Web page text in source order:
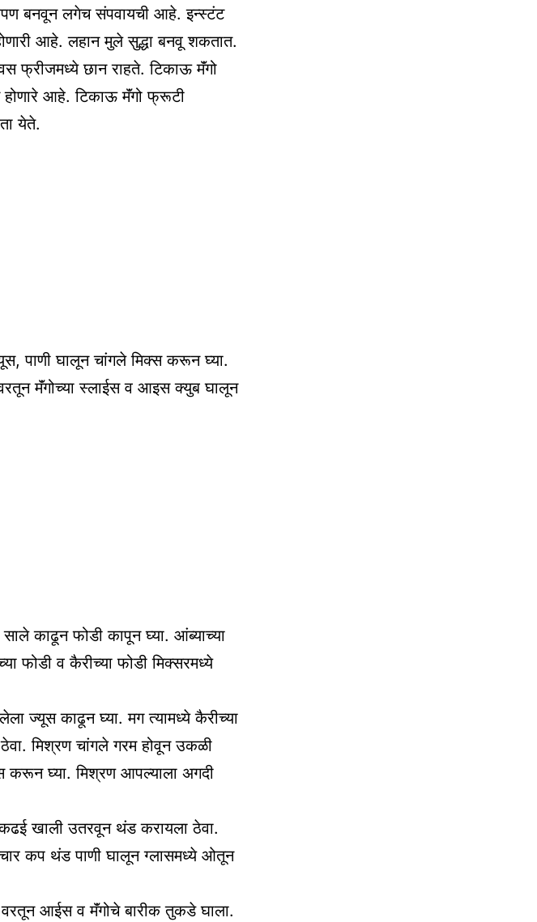
बनवून लगेच संपवायची आहे. इन्स्टंट
आहे. लहान मुले सुद्धा बनवू शकतात.
फ्रीजमध्ये छान राहते. टिकाऊ मॅंगो
आहे. टिकाऊ मॅंगो फ्रूटी
येते.
पाणी घालून चांगले मिक्स करून घ्या.
मॅंगोच्या स्लाईस व आइस क्युब घालून
काढून फोडी कापून घ्या. आंब्याच्या
फोडी व कैरीच्या फोडी मिक्सरमध्ये
ज्यूस काढून घ्या. मग त्यामध्ये कैरीच्या
मिश्रण चांगले गरम होवून उकळी
करून घ्या. मिश्रण आपल्याला अगदी
खाली उतरवून थंड करायला ठेवा.
कप थंड पाणी घालून ग्लासमध्ये ओतून
वरतून आईस व मॅंगोचे बारीक तुकडे घाला.